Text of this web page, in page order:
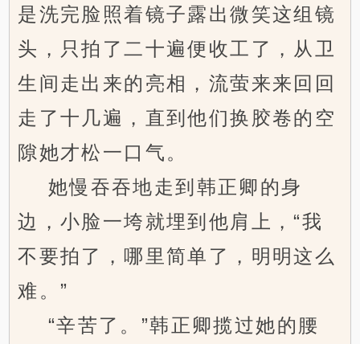
是洗完脸照着镜子露出微笑这组镜
头，只拍了二十遍便收工了，从卫
生间走出来的亮相，流萤来来回回
走了十几遍，直到他们换胶卷的空
隙她才松一口气。
她慢吞吞地走到韩正卿的身
边，小脸一垮就埋到他肩上，“我
不要拍了，哪里简单了，明明这么
难。”
“辛苦了。”韩正卿揽过她的腰